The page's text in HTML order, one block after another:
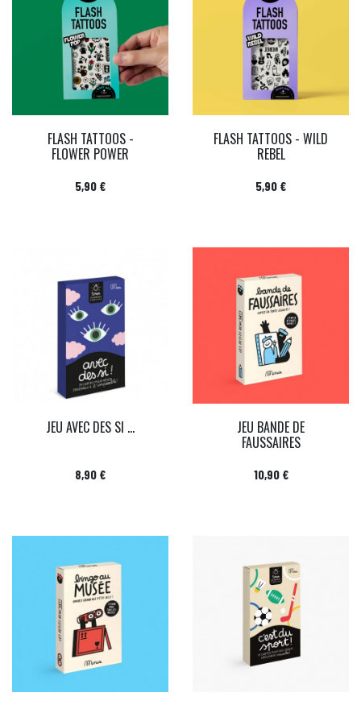
FLASH TATTOOS -
FLOWER POWER
Prix
5,90 €
FLASH TATTOOS - WILD
REBEL
Prix
5,90 €
JEU AVEC DES SI ...
Prix
8,90 €
JEU BANDE DE
FAUSSAIRES
Prix
10,90 €